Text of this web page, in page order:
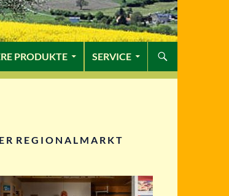
PRODUKTE SERVICE
R R E G I O N A L M A R K T